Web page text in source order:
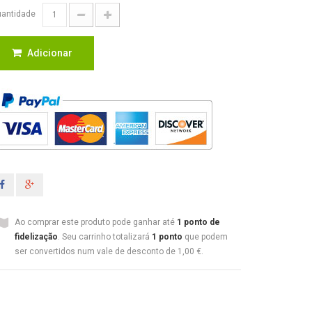
Adicionar
Ao comprar este produto pode ganhar até 1 ponto de
fidelização . Seu carrinho totalizará 1 ponto que podem
ser convertidos num vale de desconto de 1,00 €